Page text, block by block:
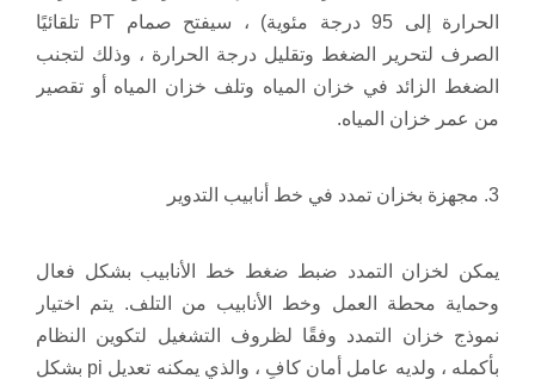
الحرارة إلى 95 درجة مئوية) ، سيفتح صمام PT تلقائيًا
الصرف لتحرير الضغط وتقليل درجة الحرارة ، وذلك لتجنب
الضغط الزائد في خزان المياه وتلف خزان المياه أو تقصير
من عمر خزان المياه.
3. مجهزة بخزان تمدد في خط أنابيب التدوير
يمكن لخزان التمدد ضبط ضغط خط الأنابيب بشكل فعال
وحماية محطة العمل وخط الأنابيب من التلف. يتم اختيار
نموذج خزان التمدد وفقًا لظروف التشغيل لتكوين النظام
بأكمله ، ولديه عامل أمان كافٍ ، والذي يمكنه تعديل pi بشكل